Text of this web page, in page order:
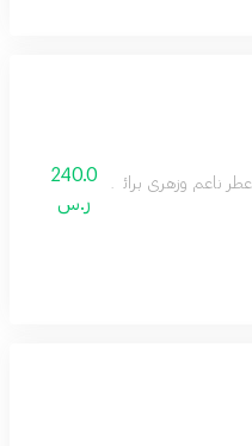
عطر ناعم وزهري برائحة غربية عصرية.
240.0
ر.س